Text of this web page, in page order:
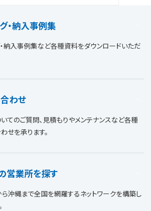
・納入事例集
納入事例集など各種資料をダウンロードいただ
わせ
てのご質問、見積もりやメンテナンスなど各種
せを承ります。
営業所を探す
沖縄まで全国を網羅するネットワークを構築し